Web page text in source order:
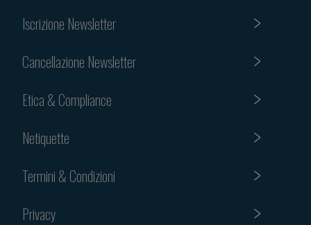
Iscrizione Newsletter
Cancellazione Newsletter
Etica & Compliance
Netiquette
Termini & Condizioni
Privacy